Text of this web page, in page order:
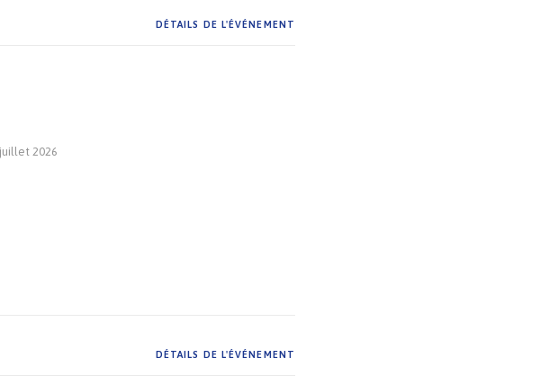
DÉTAILS DE L'ÉVÉNEMENT
2026
DÉTAILS DE L'ÉVÉNEMENT